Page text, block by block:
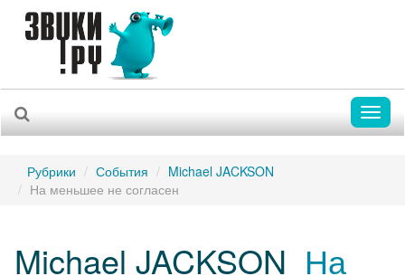
Рубрики События
Michael JACKSON
На меньшее не согласен
Michael JACKSON На